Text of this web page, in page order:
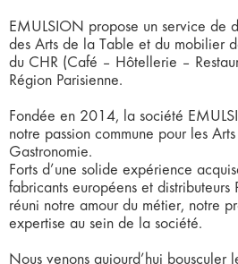
EMULSION propose un service de
des Arts de la Table et du mobilier
du CHR (Café – Hôtellerie –
Région Parisienne.
Fondée en 2014, la société
notre passion commune pour les
Gastronomie.
Forts d’une solide expérience
fabricants européens et distributeurs
réuni notre amour du métier, notre
expertise au sein de la société.
Nous venons aujourd’hui bousculer